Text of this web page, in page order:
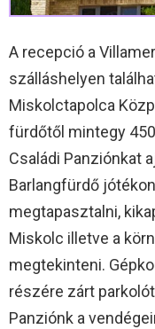
A recepció a
szálláshelyen
Miskolctapolca
fürdőtől mintegy
Családi Panziónkat
Barlangfürdő
megtapasztalni,
Miskolc illetve a
megtekinteni.
részére zárt
Panziónk a